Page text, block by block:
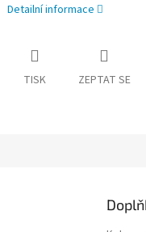
Detailní informace
TISK ZEPTAT SE